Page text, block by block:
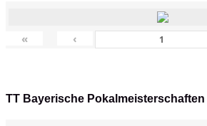
« ‹
TT Bayerische Pokalmeisterschaften